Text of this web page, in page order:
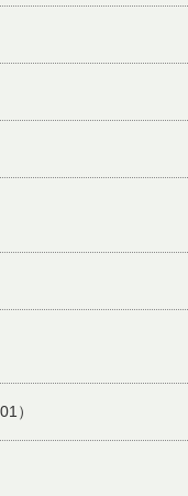
）